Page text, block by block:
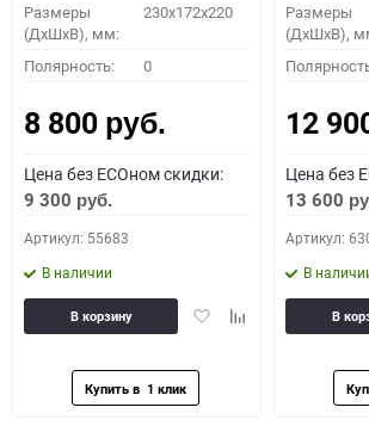
Размеры
(ДхШхВ), мм:
230x172x220
Полярность: 0
8 800 руб.
Цена без ECOном скидки:
9 300 руб.
Артикул: 55683
В наличии
ДобавитьДобавить
В корзину
Размеры
(ДхШхВ),
12
Цена без
13 600
Артикул:
В
В